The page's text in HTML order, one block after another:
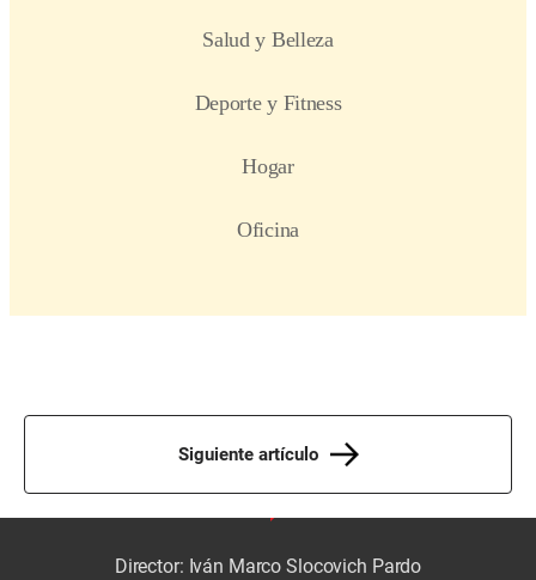
Siguiente artículo
Director: Iván Marco Slocovich Pardo